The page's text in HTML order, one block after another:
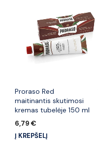
Proraso Red
maitinantis skutimosi
kremas tubelėje 150 ml
6,79 €
Į KREPŠELĮ